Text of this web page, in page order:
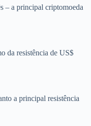
– a principal criptomoeda
da resistência de US$
a principal resistência